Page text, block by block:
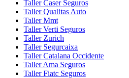
Taller Caser Seguros
Taller Qualitas Auto
Taller Mmt
Taller Verti Seguros
Taller Zurich
Taller Segurcaixa
Taller Catalana Occidente
Taller Ama Seguros
Taller Fiatc Seguros